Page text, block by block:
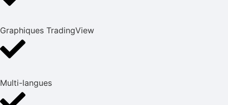
Graphiques TradingView
Multi-langues